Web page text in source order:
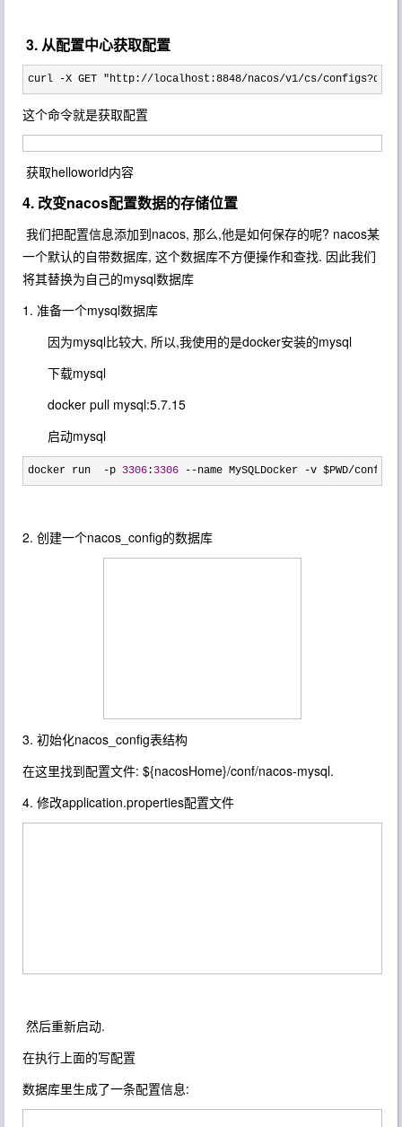
3. 从配置中心获取配置
curl -X GET "http://localhost:8848/nacos/v1/cs/
这个命令就是获取配置
获取helloworld内容
4. 改变nacos配置数据的存储位置
我们把配置信息添加到nacos, 那么,他是如何保存的呢? nacos某
一个默认的自带数据库, 这个数据库不方便操作和查找. 因此我们
将其替换为自己的mysql数据库
1. 准备一个mysql数据库
因为mysql比较大, 所以,我使用的是docker安装的mysql
下载mysql
docker pull mysql:5.7.15
启动mysql
docker run  -p 3306 : 3306 --name MySQLDocker -v $PWD/
2. 创建一个nacos_config的数据库
3. 初始化nacos_config表结构
在这里找到配置文件: ${nacosHome}/conf/nacos-mysql.
4. 修改application.properties配置文件
然后重新启动.
在执行上面的写配置
数据库里生成了一条配置信息: